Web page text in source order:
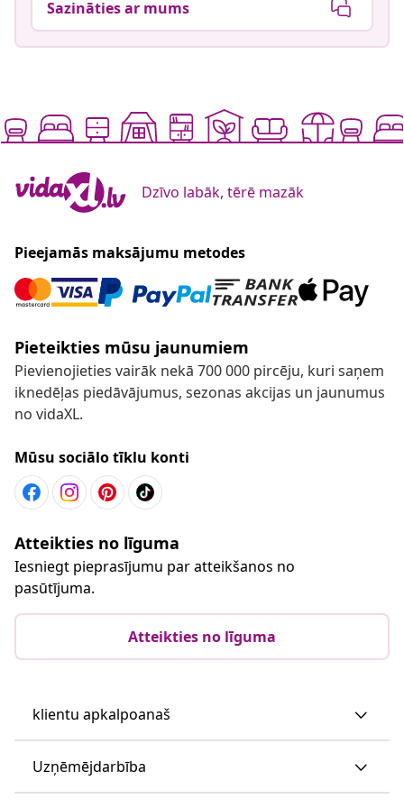
Sazināties ar mums
Dzīvo labāk, tērē mazāk
Pieejamās maksājumu metodes
Pieteikties mūsu jaunumiem
Pievienojieties vairāk nekā 700 000 pircēju, kuri saņem
iknedēļas piedāvājumus, sezonas akcijas un jaunumus
no vidaXL.
Mūsu sociālo tīklu konti
Atteikties no līguma
Iesniegt pieprasījumu par atteikšanos no
pasūtījuma.
Atteikties no līguma
klientu apkalpoanaš
Uzņēmējdarbība